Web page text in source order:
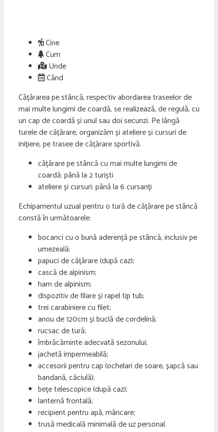
Cine
Cum
Unde
Când
Cățărarea pe stâncă, respectiv abordarea traseelor de
mai multe lungimi de coardă, se realizează, de regulă, cu
un cap de coardă și unul sau doi secunzi. Pe lângă
turele de cățărare, organizăm și ateliere și cursuri de
inițiere, pe trasee de cățărare sportivă.
cățărare pe stâncă cu mai multe lungimi de
coardă: până la 2 turiști
ateliere și cursuri: până la 6 cursanți
Echipamentul uzual pentru o tură de cățărare pe stâncă
constă în următoarele:
bocanci cu o bună aderență pe stâncă, inclusiv pe
umezeală;
papuci de cățărare (după caz);
cască de alpinism;
ham de alpinism;
dispozitiv de filare și rapel tip tub;
trei carabiniere cu filet;
anou de 120cm și buclă de cordelină;
rucsac de tură;
îmbrăcăminte adecvată sezonului;
jachetă impermeabilă;
accesorii pentru cap (ochelari de soare, șapcă sau
bandană, căciulă);
bețe telescopice (după caz);
lanternă frontală;
recipient pentru apă, mâncare;
trusă medicală minimală de uz personal.